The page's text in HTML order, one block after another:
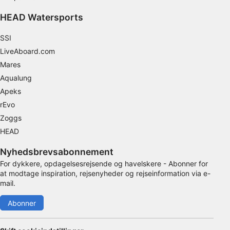
HEAD Watersports
SSI
LiveAboard.com
Mares
Aqualung
Apeks
rEvo
Zoggs
HEAD
Nyhedsbrevsabonnement
For dykkere, opdagelsesrejsende og havelskere - Abonner for
at modtage inspiration, rejsenyheder og rejseinformation via e-
mail.
Abonner
Ikke-IAB-behandlingsformål:
Ydeevne
Annoncering / marketing